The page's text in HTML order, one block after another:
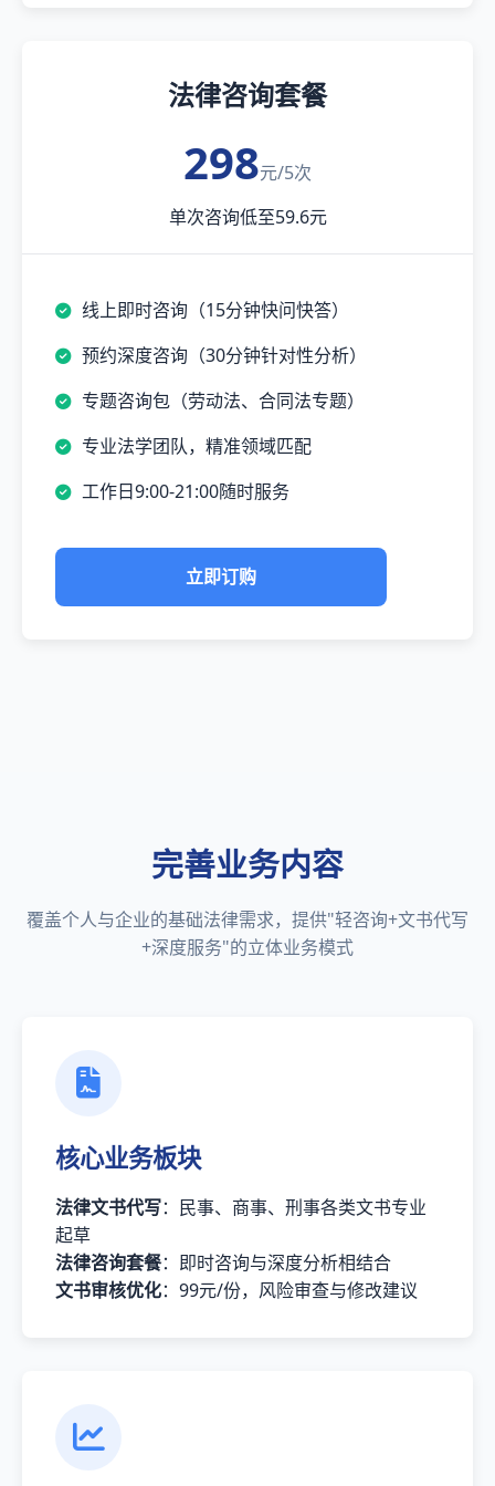
法律咨询套餐
298元/5次
单次咨询低至59.6元
线上即时咨询（15分钟快问快答）
预约深度咨询（30分钟针对性分析）
专题咨询包（劳动法、合同法专题）
专业法学团队，精准领域匹配
工作日9:00-21:00随时服务
立即订购
完善业务内容
覆盖个人与企业的基础法律需求，提供"轻咨询+文书代写
+深度服务"的立体业务模式
核心业务板块
法律文书代写：民事、商事、刑事各类文书专业
起草
法律咨询套餐：即时咨询与深度分析相结合
文书审核优化：99元/份，风险审查与修改建议